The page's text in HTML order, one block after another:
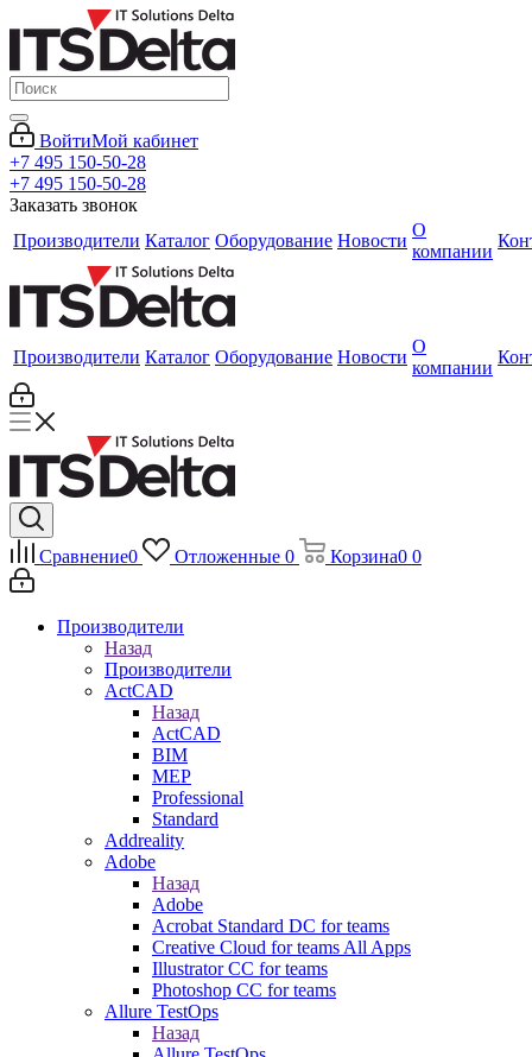
ВойтиМой кабинет
+7 495 150-50-28
+7 495 150-50-28
Заказать звонок
Производители Каталог Оборудование Новости
О
компании
Производители Каталог Оборудование Новости
О
компании
Сравнение0 Отложенные 0 Корзина0 0
Производители
Назад
Производители
ActCAD
Назад
ActCAD
BIM
MEP
Professional
Standard
Addreality
Adobe
Назад
Adobe
Acrobat Standard DC for teams
Creative Cloud for teams All Apps
Illustrator CC for teams
Photoshop CC for teams
Allure TestOps
Назад